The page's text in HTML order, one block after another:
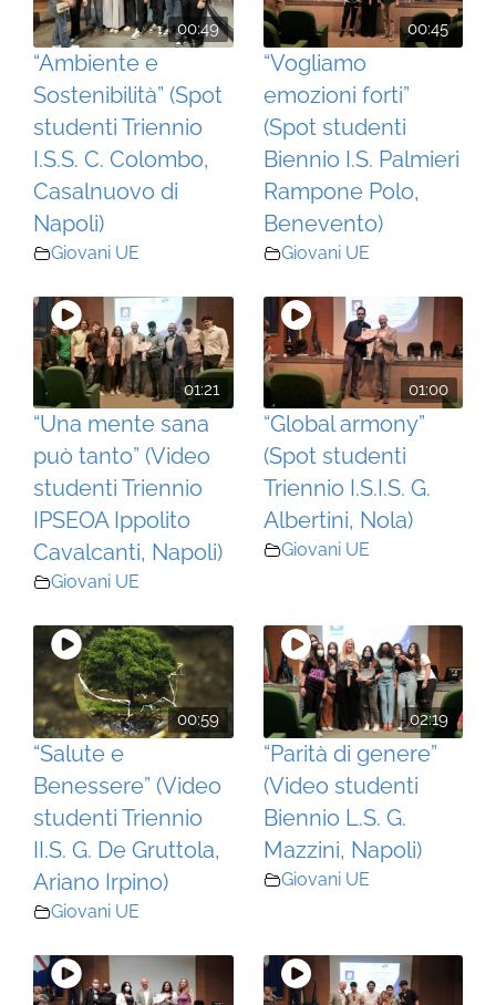
00:49
“Ambiente e
Sostenibilità” (Spot
studenti Triennio
I.S.S. C. Colombo,
Casalnuovo di
Napoli)
Giovani UE
00:45
“Vogliamo
emozioni forti”
(Spot studenti
Biennio I.S. Palmieri
Rampone Polo,
Benevento)
Giovani UE
01:21
“Una mente sana
può tanto” (Video
studenti Triennio
IPSEOA Ippolito
Cavalcanti, Napoli)
Giovani UE
01:00
“Global armony”
(Spot studenti
Triennio I.S.I.S. G.
Albertini, Nola)
Giovani UE
00:59
“Salute e
Benessere” (Video
studenti Triennio
II.S. G. De Gruttola,
Ariano Irpino)
Giovani UE
02:19
“Parità di genere”
(Video studenti
Biennio L.S. G.
Mazzini, Napoli)
Giovani UE